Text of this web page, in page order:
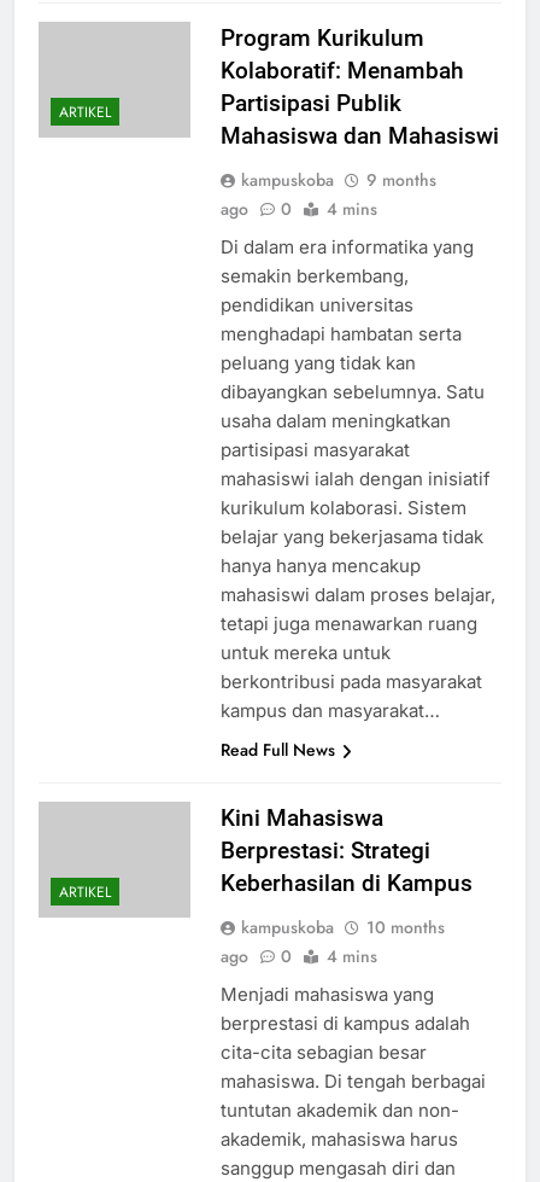
ARTIKEL
Program Kurikulum
Kolaboratif: Menambah
Partisipasi Publik
Mahasiswa dan Mahasiswi
kampuskoba
9 months
ago
0 4 mins
Di dalam era informatika yang
semakin berkembang,
pendidikan universitas
menghadapi hambatan serta
peluang yang tidak kan
dibayangkan sebelumnya. Satu
usaha dalam meningkatkan
partisipasi masyarakat
mahasiswi ialah dengan inisiatif
kurikulum kolaborasi. Sistem
belajar yang bekerjasama tidak
hanya hanya mencakup
mahasiswi dalam proses belajar,
tetapi juga menawarkan ruang
untuk mereka untuk
berkontribusi pada masyarakat
kampus dan masyarakat…
Read Full News
ARTIKEL
Kini Mahasiswa
Berprestasi: Strategi
Keberhasilan di Kampus
kampuskoba
10 months
ago
0 4 mins
Menjadi mahasiswa yang
berprestasi di kampus adalah
cita-cita sebagian besar
mahasiswa. Di tengah berbagai
tuntutan akademik dan non-
akademik, mahasiswa harus
sanggup mengasah diri dan